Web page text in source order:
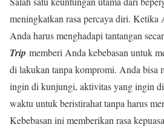
meningkatkan rasa percaya diri. Ketika
Anda harus menghadapi tantangan
Trip memberi Anda kebebasan untuk
di lakukan tanpa kompromi. Anda bisa
ingin di kunjungi, aktivitas yang ingin
waktu untuk beristirahat tanpa harus
Kebebasan ini memberikan rasa